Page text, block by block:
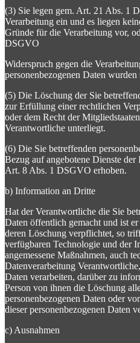
(3) Sie legen gem. Art. 21 Abs. 1
Verarbeitung ein und es liegen
Gründe für die Verarbeitung vor,
DSGVO
Widerspruch gegen die
personenbezogenen Daten
(5) Die Löschung der Sie
zur Erfüllung einer rechtlichen
oder dem Recht der
Verantwortliche unterliegt.
(6) Die Sie betreffenden
Bezug auf angebotene Dienste
Art. 8 Abs. 1 DSGVO erhoben.
b) Information an Dritte
Hat der Verantwortliche die Sie
Daten öffentlich gemacht und ist
deren Löschung verpflichtet, so
verfügbaren Technologie und der
angemessene Maßnahmen, auch
Datenverarbeitung
Daten verarbeiten, darüber zu
Person von ihnen die Löschung
personenbezogenen Daten oder
dieser personenbezogenen Daten
c) Ausnahmen